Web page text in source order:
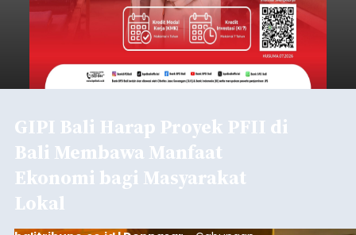
GIPI Bali Harap Proyek PFII di
Bali Membawa Manfaat
Ekonomi bagi Masyarakat
Lokal